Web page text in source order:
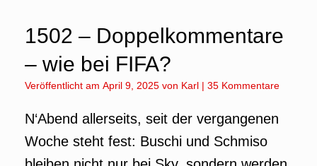
1502 – Doppelkommentare
– wie bei FIFA?
Veröffentlicht am April 9, 2025 von Karl | 35 Kommentare
N‘Abend allerseits, seit der vergangenen
Woche steht fest: Buschi und Schmiso